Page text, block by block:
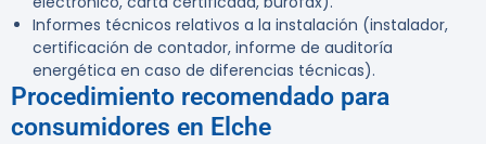
Informes técnicos relativos a la instalación (instalador,
certificación de contador, informe de auditoría
energética en caso de diferencias técnicas).
Procedimiento recomendado para
consumidores en Elche